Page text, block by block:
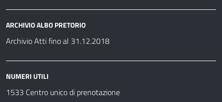
ARCHIVIO ALBO PRETORIO
Archivio Atti fino al 31.12.2018
NUMERI UTILI
1533 Centro unico di prenotazione